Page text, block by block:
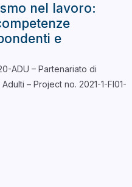
nel lavoro:
e
ADU – Partenariato di
– Project no. 2021-1-FI01-